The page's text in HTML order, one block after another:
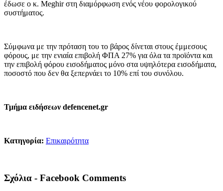
έδωσε ο κ. Meghir στη διαμόρφωση ενός νέου φορολογικού
συστήματος.
Σύμφωνα με την πρόταση του το βάρος δίνεται στους έμμεσους
φόρους, με την ενιαία επιβολή ΦΠΑ 27% για όλα τα προϊόντα και
την επιβολή φόρου εισοδήματος μόνο στα υψηλότερα εισοδήματα,
ποσοστό που δεν θα ξεπερνάει το 10% επί του συνόλου.
Τμήμα ειδήσεων defencenet.gr
Κατηγορία: Επικαιρότητα
Σχόλια - Facebook Comments